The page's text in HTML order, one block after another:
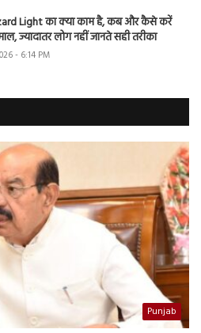
Light का क्या काम है, कब और कैसे करें
ज्यादातर लोग नहीं जानते सही तरीका
- 6:14 PM
Punjab